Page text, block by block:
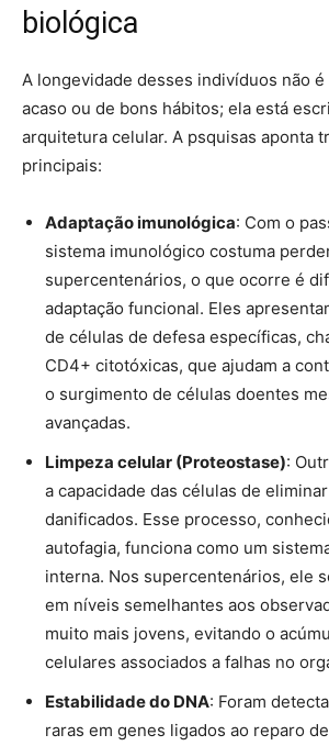
biológica
A longevidade desses indivíduos não
acaso ou de bons hábitos; ela está
arquitetura celular. A psquisas aponta
principais:
Adaptação imunológica: Com o
sistema imunológico costuma
supercentenários, o que ocorre é
adaptação funcional. Eles
de células de defesa específicas,
CD4+ citotóxicas, que ajudam a
o surgimento de células doentes
avançadas.
Limpeza celular (Proteostase):
a capacidade das células de
danificados. Esse processo,
autofagia, funciona como um
interna. Nos supercentenários, ele
em níveis semelhantes aos
muito mais jovens, evitando o
celulares associados a falhas no
Estabilidade do DNA: Foram
raras em genes ligados ao reparo